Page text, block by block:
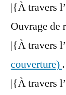
|{À travers
Ouvrage de
|{À travers
couverture)
|{À travers